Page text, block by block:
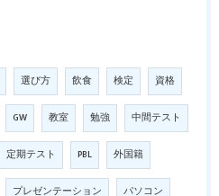
選び方 飲食 検定 資格
GW 教室 勉強 中間テスト
定期テスト PBL 外国籍
プレゼンテーション パソコン